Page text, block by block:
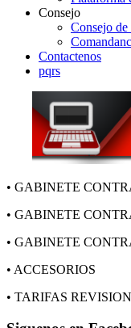
Consejo
Consejo
Contactenos
pqrs
• GABINETE
• GABINETE
• GABINETE
• ACCESORIOS
• TARIFAS